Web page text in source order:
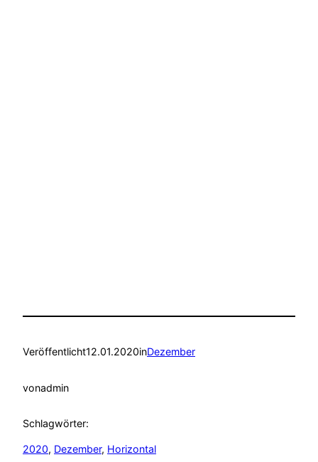
Veröffentlicht12.01.2020inDezember
vonadmin
Schlagwörter:
2020, Dezember, Horizontal